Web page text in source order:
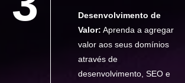
Desenvolvimento de
Valor: Aprenda a agregar
valor aos seus domínios
através de
desenvolvimento, SEO e